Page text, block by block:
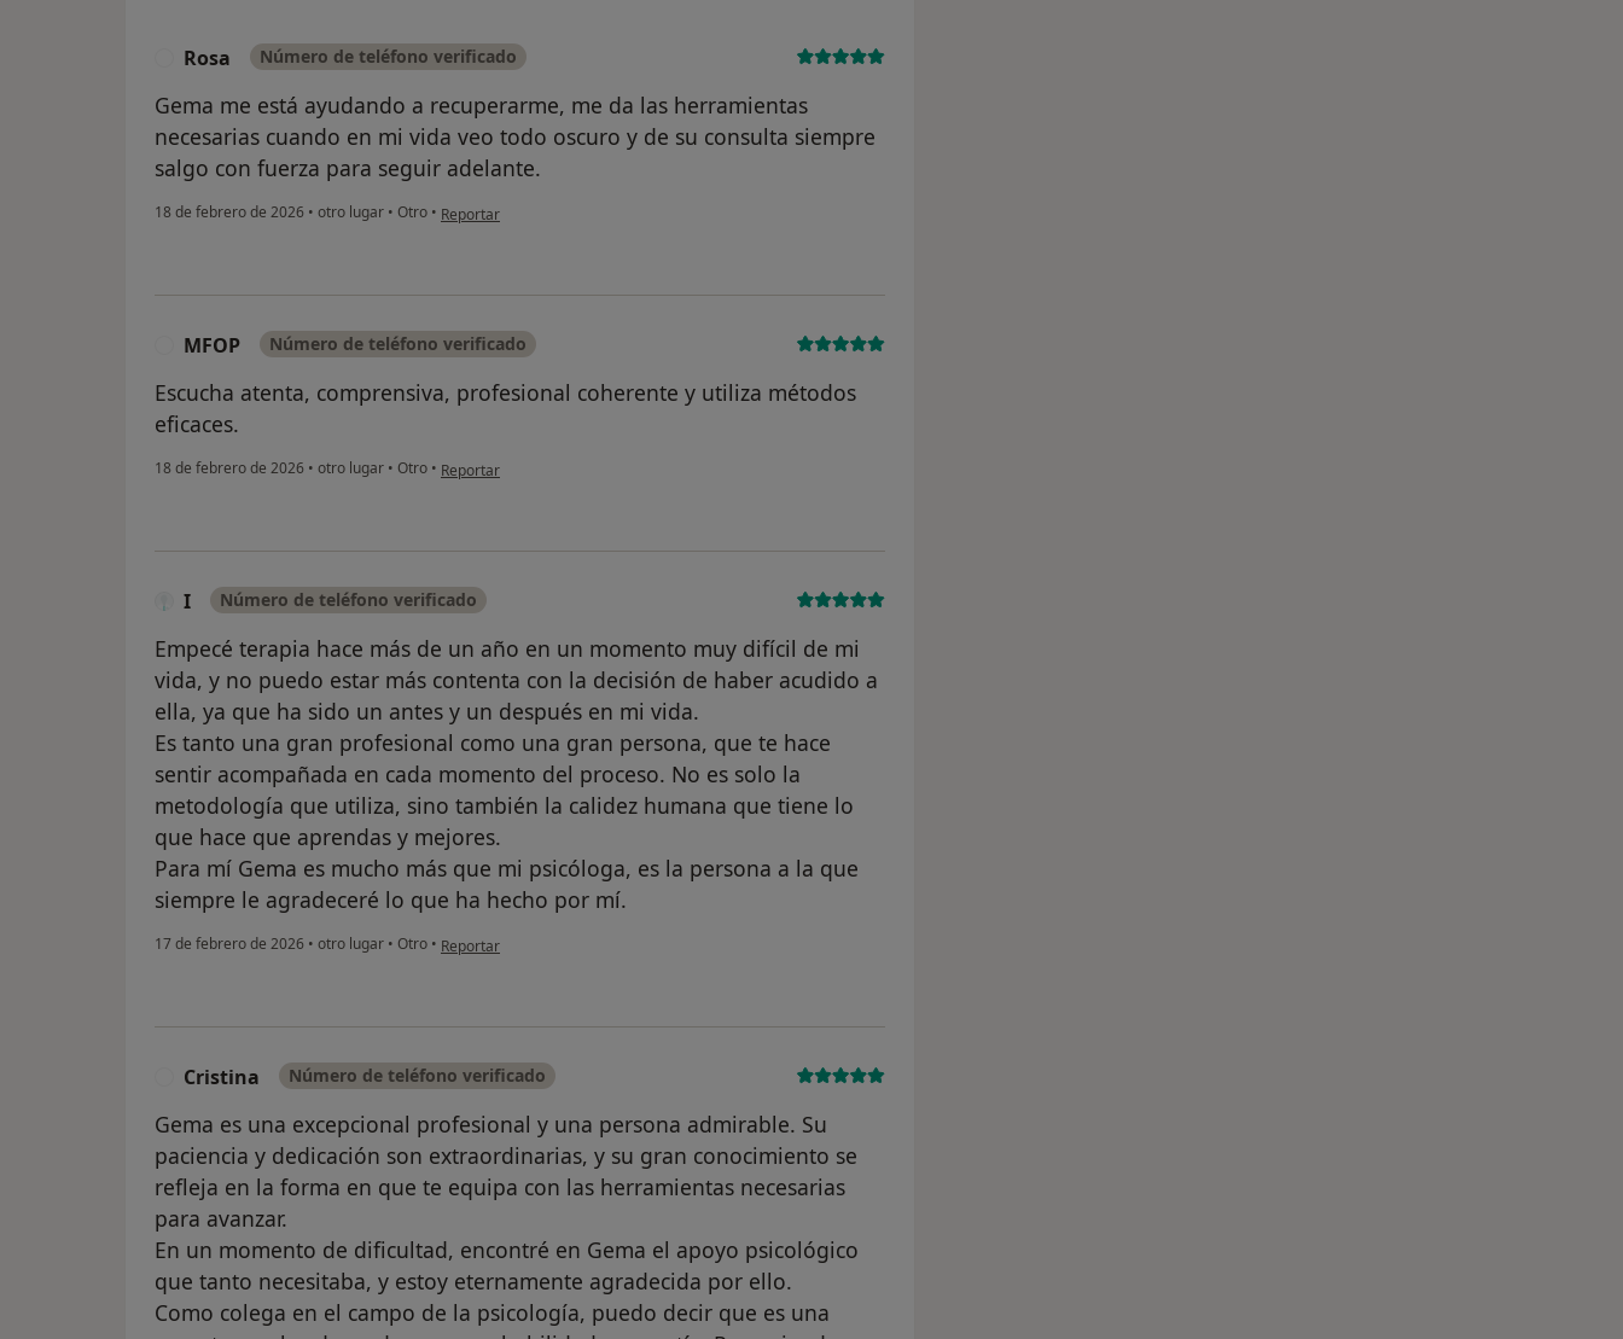
Rosa Número de teléfono verificado
Gema me está ayudando a recuperarme, me da las herramientas
necesarias cuando en mi vida veo todo oscuro y de su consulta siempre
salgo con fuerza para seguir adelante.
18 de febrero de 2026 • otro lugar • Otro • en opinión del usuario Rosa
Reportar
MFOP Número de teléfono verificado
Escucha atenta, comprensiva, profesional coherente y utiliza métodos
eficaces.
18 de febrero de 2026 • otro lugar • Otro • en opinión del usuario MFOP
Reportar
I Número de teléfono verificado
Empecé terapia hace más de un año en un momento muy difícil de mi
vida, y no puedo estar más contenta con la decisión de haber acudido a
ella, ya que ha sido un antes y un después en mi vida.
Es tanto una gran profesional como una gran persona, que te hace
sentir acompañada en cada momento del proceso. No es solo la
metodología que utiliza, sino también la calidez humana que tiene lo
que hace que aprendas y mejores.
Para mí Gema es mucho más que mi psicóloga, es la persona a la que
siempre le agradeceré lo que ha hecho por mí.
17 de febrero de 2026 • otro lugar • Otro • en opinión del usuario I
Reportar
Cristina Número de teléfono verificado
Gema es una excepcional profesional y una persona admirable. Su
paciencia y dedicación son extraordinarias, y su gran conocimiento se
refleja en la forma en que te equipa con las herramientas necesarias
para avanzar.
En un momento de dificultad, encontré en Gema el apoyo psicológico
que tanto necesitaba, y estoy eternamente agradecida por ello.
Como colega en el campo de la psicología, puedo decir que es una